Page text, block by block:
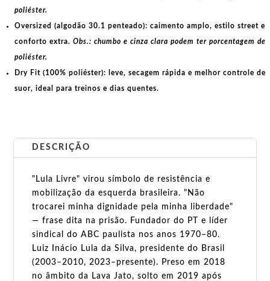
poliéster.
Oversized (algodão 30.1 penteado): caimento amplo, estilo street e
conforto extra. Obs.: chumbo e cinza clara podem ter porcentagem de
poliéster.
Dry Fit (100% poliéster): leve, secagem rápida e melhor controle de
suor, ideal para treinos e dias quentes.
DESCRIÇÃO
"Lula Livre" virou símbolo de resistência e
mobilização da esquerda brasileira. "Não
trocarei minha dignidade pela minha liberdade"
— frase dita na prisão. Fundador do PT e líder
sindical do ABC paulista nos anos 1970–80.
Luiz Inácio Lula da Silva, presidente do Brasil
(2003–2010, 2023–presente). Preso em 2018
no âmbito da Lava Jato, solto em 2019 após